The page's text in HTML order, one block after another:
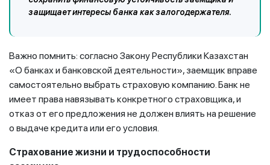
защищает интересы банка как залогодержателя.
Важно помнить: согласно Закону Республики Казахстан
«О банках и банковской деятельности», заемщик вправе
самостоятельно выбрать страховую компанию. Банк не
имеет права навязывать конкретного страховщика, и
отказ от его предложения не должен влиять на решение
о выдаче кредита или его условия.
Страхование жизни и трудоспособности